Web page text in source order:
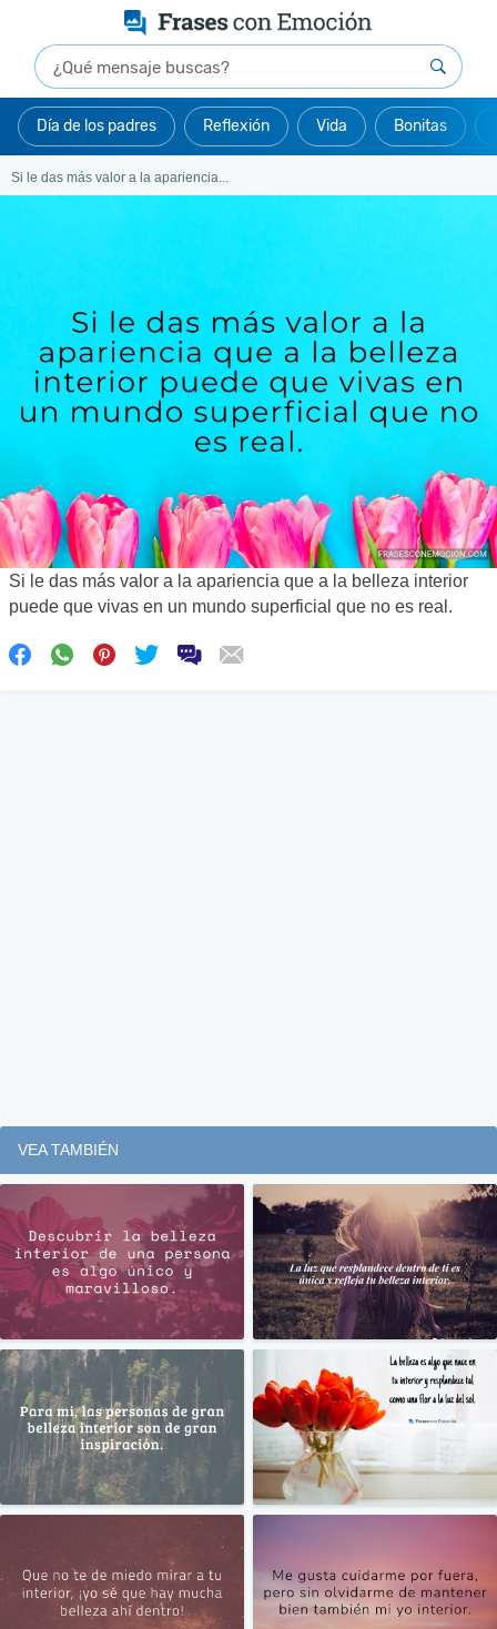
Día de los padres Reflexión Vida Bonitas
Si le das más valor a la apariencia...
Si le das más valor a la apariencia que a la belleza interior
puede que vivas en un mundo superficial que no es real.
VEA TAMBIÉN